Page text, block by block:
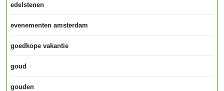
edelstenen
evenementen amsterdam
goedkope vakantie
goud
gouden